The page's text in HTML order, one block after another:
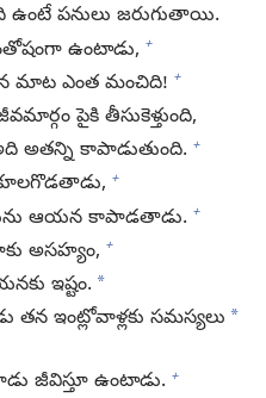
ఉంటే పనులు జరుగుతాయి.
ఉంటాడు, +
మాట ఎంత మంచిది! +
పైకి తీసుకెళ్తుంది,
అతన్ని కాపాడుతుంది. +
+
ఆయన కాపాడతాడు. +
అసహ్యం, +
ఇష్టం. *
ఇంట్లోవాళ్లకు సమస్యలు *
జీవిస్తూ ఉంటాడు. +